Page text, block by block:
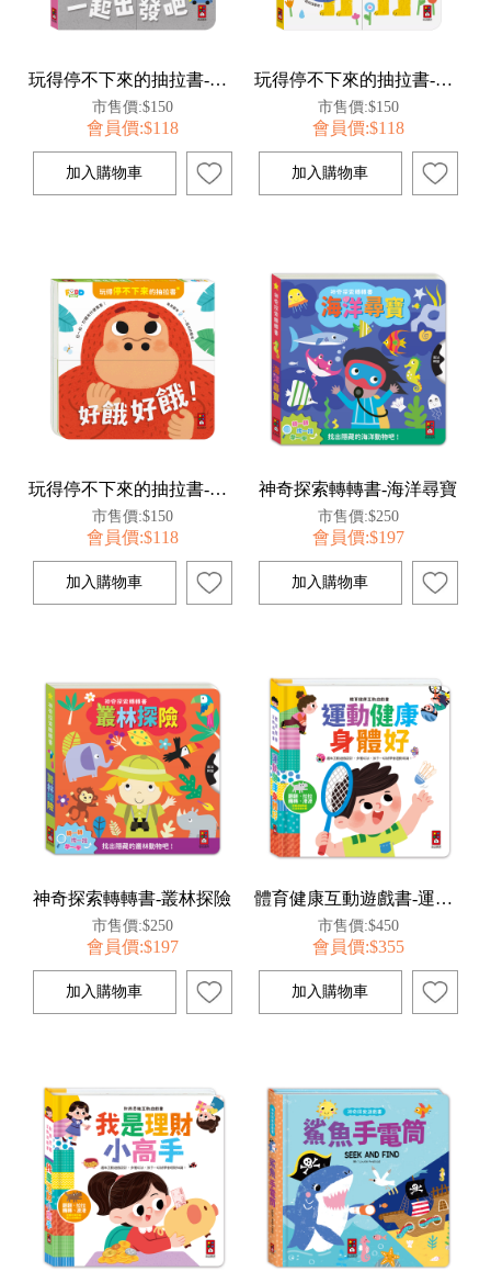
玩得停不下來的抽拉書-一起出發吧
市售價:$150
會員價:$118
玩得停不下來的抽拉書-看我變變變
市售價:$150
會員價:$118
玩得停不下來的抽拉書-好餓好餓
市售價:$150
會員價:$118
神奇探索轉轉書-海洋尋寶
市售價:$250
會員價:$197
神奇探索轉轉書-叢林探險
市售價:$250
會員價:$197
體育健康互動遊戲書-運動健康身體好
市售價:$450
會員價:$355